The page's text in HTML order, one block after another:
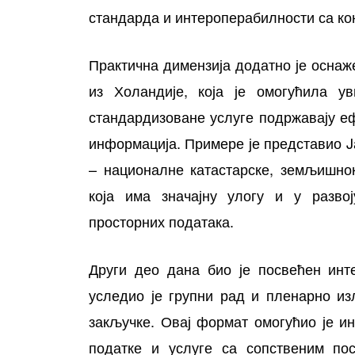
стандарда и интероперабилности са
Практична димензија додатно је
из Холандије, која је омогућила
стандардизоване услуге подржавају
информација. Примере је представио
– националне катастарске,
која има значајну улогу и у
просторних података.
Други део дана био је посвећен
уследио је групни рад и пленарно
закључке. Овај формат омогућио је
податке и услуге са сопственим